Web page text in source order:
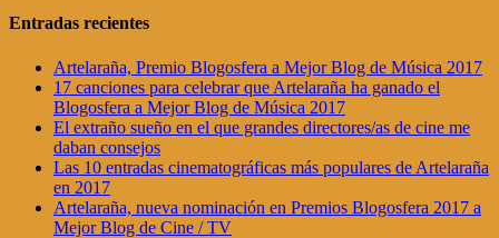
Entradas recientes
Artelaraña, Premio Blogosfera a Mejor Blog de Música 2017
17 canciones para celebrar que Artelaraña ha ganado el
Blogosfera a Mejor Blog de Música 2017
El extraño sueño en el que grandes directores/as de cine me
daban consejos
Las 10 entradas cinematográficas más populares de Artelaraña
en 2017
Artelaraña, nueva nominación en Premios Blogosfera 2017 a
Mejor Blog de Cine / TV